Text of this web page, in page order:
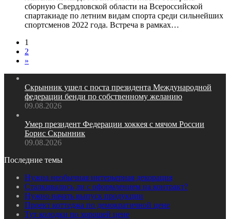
сборную Свердловской области на Всероссийской
спартакиаде по летним видам спорта среди сильнейших
спортсменов 2022 года. Встреча в рамках…
1
2
»
Скрынник ушел с поста президента Международной
федерации бенди по собственному желанию
09.08.2026
Умер президент Федерации хоккея с мячом России
Борис Скрынник
09.08.2026
Последние темы
Нужна необычная интерьерная декорация
Сталкивались ли с оформлением на контракт?
Нужно начать выпуск продукции
Проект коттеджа по демократичной цене
Тут колодки по хорошей цене